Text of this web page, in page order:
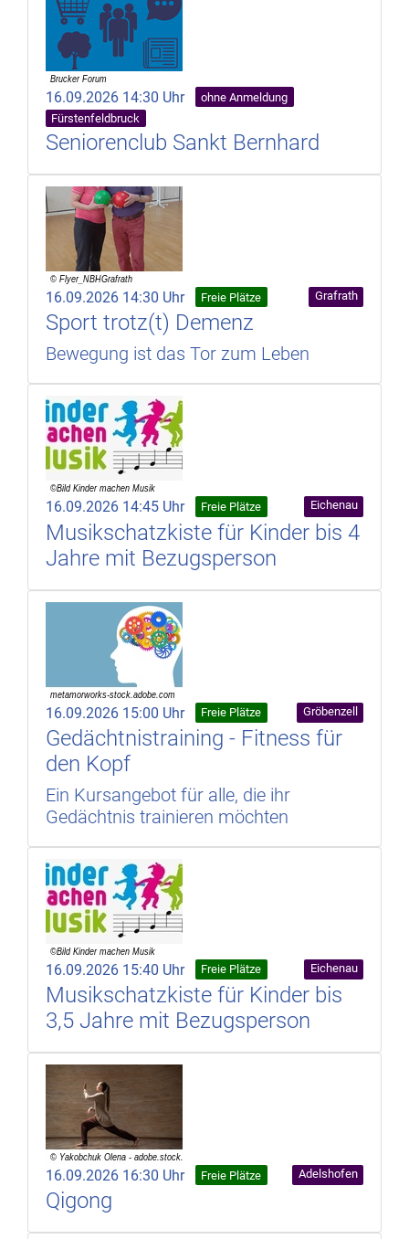
16.09.2026 14:30 Uhr
ohne Anmeldung
Fürstenfeldbruck
Seniorenclub Sankt Bernhard
16.09.2026 14:30 Uhr Freie Plätze Grafrath
Sport trotz(t) Demenz
Bewegung ist das Tor zum Leben
16.09.2026 14:45 Uhr Freie Plätze Eichenau
Musikschatzkiste für Kinder bis 4
Jahre mit Bezugsperson
16.09.2026 15:00 Uhr Freie Plätze Gröbenzell
Gedächtnistraining - Fitness für
den Kopf
Ein Kursangebot für alle, die ihr
Gedächtnis trainieren möchten
16.09.2026 15:40 Uhr Freie Plätze Eichenau
Musikschatzkiste für Kinder bis
3,5 Jahre mit Bezugsperson
16.09.2026 16:30 Uhr Freie Plätze Adelshofen
Qigong